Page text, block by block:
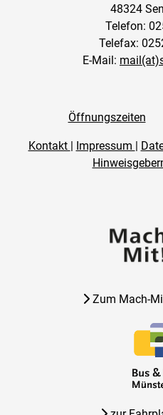
48324
Telefon:
Telefax:
E-Mail:
Öffnungszeiten
Kontakt Impressum
Zum Mach-